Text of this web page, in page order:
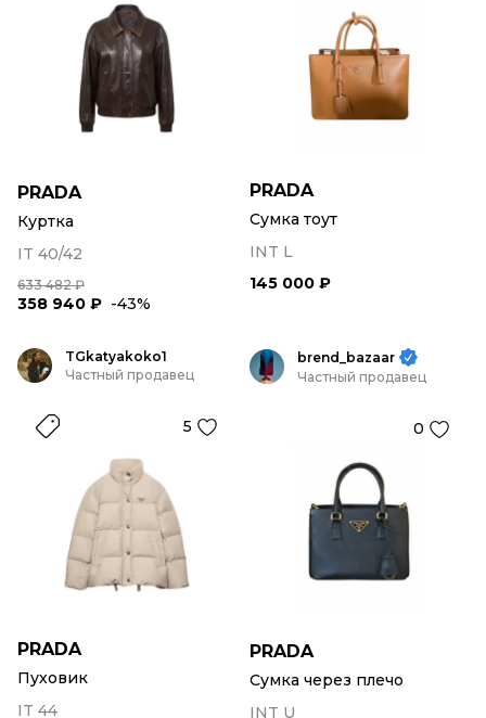
PRADA
Куртка
IT 40/42
633 482 ₽
358 940 ₽ -43%
PRADA
Сумка тоут
INT L
145 000 ₽
TGkatyakoko1
Частный продавец
5
PRADA
Пуховик
IT 44
brend_bazaar
Частный продавец
0
PRADA
Сумка через плечо
INT U